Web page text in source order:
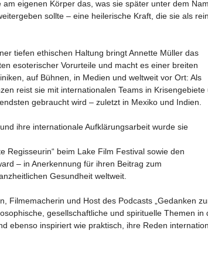
eigenen Körper das, was sie später unter dem
sollte – eine heilerische Kraft, die sie als
tiefen ethischen Haltung bringt Annette Müller das
esoterischer Vorurteile und macht es einer breiten
auf Bühnen, in Medien und weltweit vor Ort: Als
reist sie mit internationalen Teams in Krisengebiete
gebraucht wird – zuletzt in Mexiko und Indien.
ihre internationale Aufklärungsarbeit wurde sie
Regisseurin“ beim Lake Film Festival sowie den
– in Anerkennung für ihren Beitrag zum
Gesundheit weltweit.
Filmemacherin und Host des Podcasts „Gedanken
gesellschaftliche und spirituelle Themen in
ebenso inspiriert wie praktisch, ihre Reden